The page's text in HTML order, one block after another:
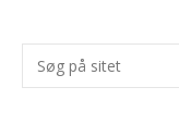
Primær
Sidebar
Søg
på